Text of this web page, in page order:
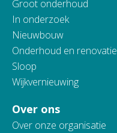
Groot onderhoud
In onderzoek
Nieuwbouw
Onderhoud en renovatie
Sloop
Wijkvernieuwing
Over ons
Over onze organisatie